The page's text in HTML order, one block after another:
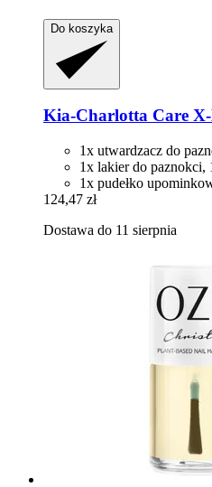
Do koszyka
Kia-Charlotta Care
1x utwardzacz do
1x lakier do paznokci,
1x pudełko
124,47 zł
Dostawa do 11 sierpnia